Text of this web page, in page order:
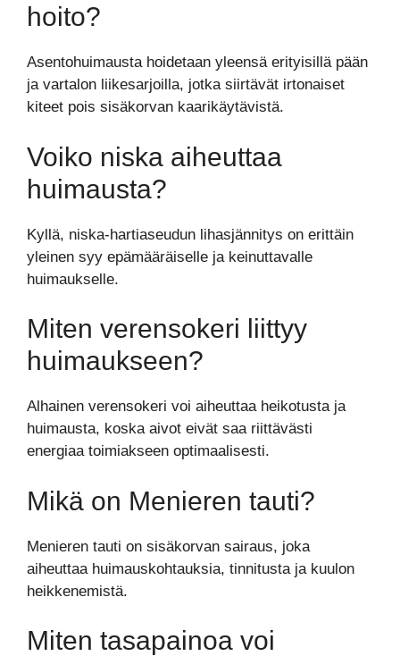
hoito?
Asentohuimausta hoidetaan yleensä erityisillä pään
ja vartalon liikesarjoilla, jotka siirtävät irtonaiset
kiteet pois sisäkorvan kaarikäytävistä.
Voiko niska aiheuttaa
huimausta?
Kyllä, niska-hartiaseudun lihasjännitys on erittäin
yleinen syy epämääräiselle ja keinuttavalle
huimaukselle.
Miten verensokeri liittyy
huimaukseen?
Alhainen verensokeri voi aiheuttaa heikotusta ja
huimausta, koska aivot eivät saa riittävästi
energiaa toimiakseen optimaalisesti.
Mikä on Menieren tauti?
Menieren tauti on sisäkorvan sairaus, joka
aiheuttaa huimauskohtauksia, tinnitusta ja kuulon
heikkenemistä.
Miten tasapainoa voi